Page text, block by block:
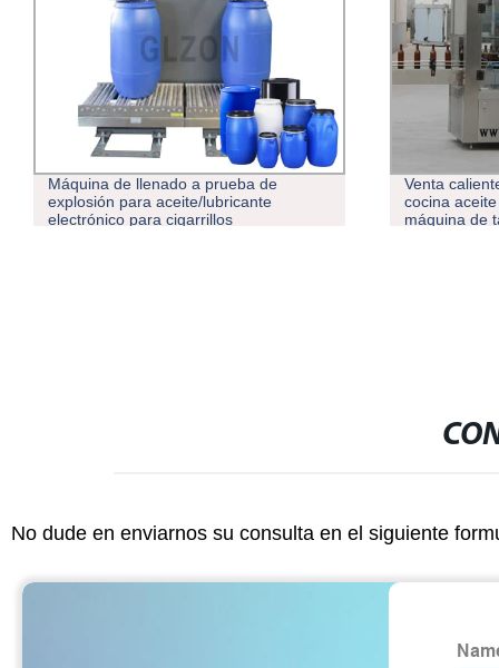
de
Venta caliente condimentos líquido de
cocina aceite de vinagre llenando
máquina de tapar
No dude en enviarnos su consulta en el siguiente